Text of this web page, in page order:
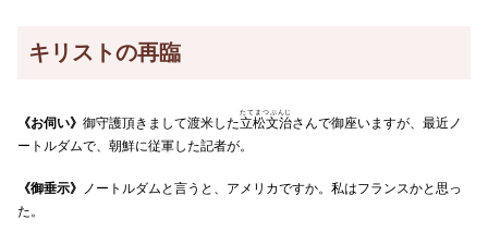
キリストの再臨
《お伺い》 御守護頂きまして渡米した立松文治
たてまつぶんじ
さんで御座いますが、最近ノ
ートルダムで、朝鮮に従軍した記者が。
《御垂示》 ノートルダムと言うと、アメリカですか。私はフランスかと思っ
た。